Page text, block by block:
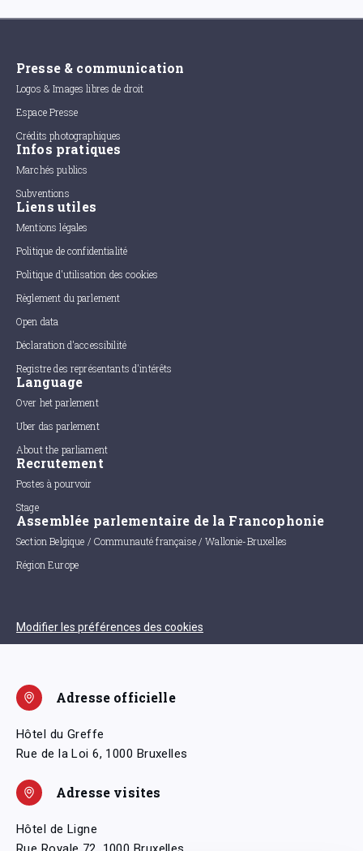
Presse & communication
Logos & Images libres de droit
Espace Presse
Crédits photographiques
Infos pratiques
Marchés publics
Subventions
Liens utiles
Mentions légales
Politique de confidentialité
Politique d'utilisation des cookies
Règlement du parlement
Open data
Déclaration d'accessibilité
Registre des représentants d'intérêts
Language
Over het parlement
Uber das parlement
About the parliament
Recrutement
Postes à pourvoir
Stage
Assemblée parlementaire de la Francophonie
Section Belgique / Communauté française / Wallonie-Bruxelles
Région Europe
Modifier les préférences des cookies
Adresse officielle
Hôtel du Greffe
Rue de la Loi 6, 1000 Bruxelles
Adresse visites
Hôtel de Ligne